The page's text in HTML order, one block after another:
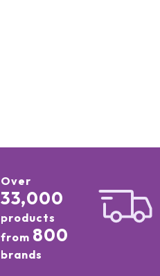
Over
33,000
products
from 800
brands